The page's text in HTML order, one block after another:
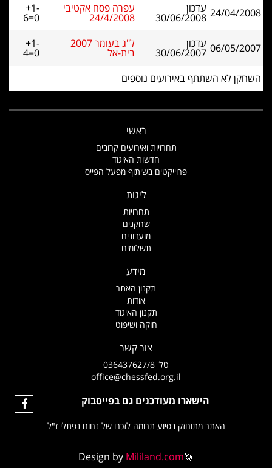
24/04/2008 עדכון
30/06/2008
עפרה פסח אקטיבי
24/4/2008
+1-
6=0
06/05/2007 עדכון
30/06/2007
ל"ג בעומר 2007
בית-אל
+1-
4=0
השחקן לא השתתף באירועים נוספים
ראשי
תחרויות ואירועים קרובים
חדשות האיגוד
פרוייקטים בשיתוף מפעל הפייס
ליגות
תחרויות
שחקנים
מועדונים
תשלומים
מידע
תקנון האתר
אודות
תקנון האיגוד
חוקה ושיפוט
צור קשר
טל' 036437627/8
office@chessfed.org.il
הישארו מעודכנים גם בפייסבוק
האתר מתוחזק בסיוע תרומה לזכרו של נחום נפתלי ז"ל
Design by Mililand.com🦄